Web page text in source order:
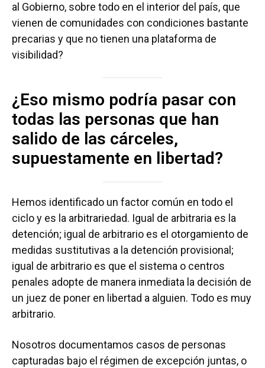
al Gobierno, sobre todo en el interior del país, que
vienen de comunidades con condiciones bastante
precarias y que no tienen una plataforma de
visibilidad?
¿Eso mismo podría pasar con
todas las personas que han
salido de las cárceles,
supuestamente en libertad?
Hemos identificado un factor común en todo el
ciclo y es la arbitrariedad. Igual de arbitraria es la
detención; igual de arbitrario es el otorgamiento de
medidas sustitutivas a la detención provisional;
igual de arbitrario es que el sistema o centros
penales adopte de manera inmediata la decisión de
un juez de poner en libertad a alguien. Todo es muy
arbitrario.
Nosotros documentamos casos de personas
capturadas bajo el régimen de excepción juntas, o